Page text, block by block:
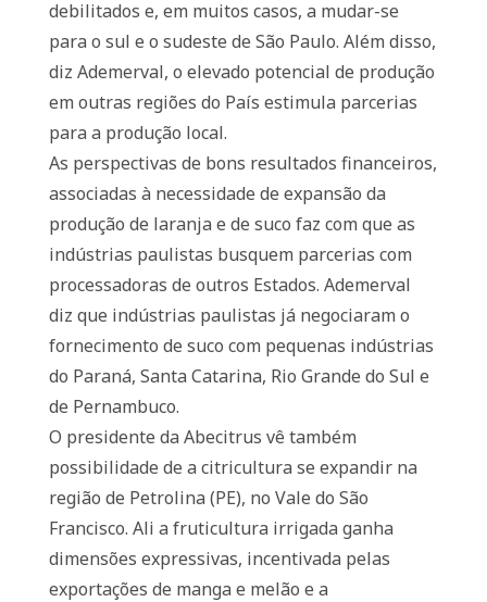
debilitados e, em muitos casos, a mudar-se
para o sul e o sudeste de São Paulo. Além disso,
diz Ademerval, o elevado potencial de produção
em outras regiões do País estimula parcerias
para a produção local.
As perspectivas de bons resultados financeiros,
associadas à necessidade de expansão da
produção de laranja e de suco faz com que as
indústrias paulistas busquem parcerias com
processadoras de outros Estados. Ademerval
diz que indústrias paulistas já negociaram o
fornecimento de suco com pequenas indústrias
do Paraná, Santa Catarina, Rio Grande do Sul e
de Pernambuco.
O presidente da Abecitrus vê também
possibilidade de a citricultura se expandir na
região de Petrolina (PE), no Vale do São
Francisco. Ali a fruticultura irrigada ganha
dimensões expressivas, incentivada pelas
exportações de manga e melão e a